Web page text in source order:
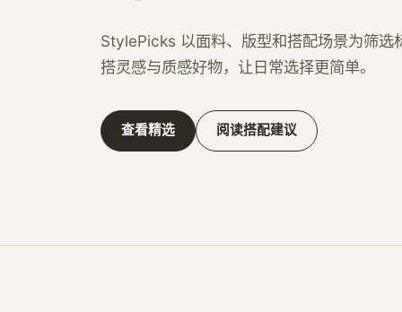
StylePicks 以面料、版型和搭配场景为筛选
搭灵感与质感好物，让日常选择更简单。
查看精选 阅读搭配建议